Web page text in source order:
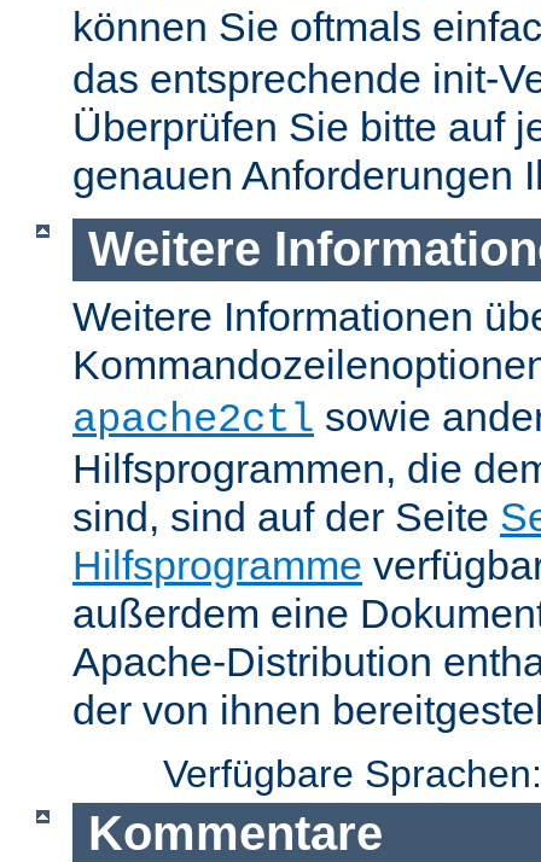
können Sie oftmals
das entsprechende init-
Überprüfen Sie bitte auf
genauen Anforderungen
Weitere
Weitere Informationen
apache2ctl sowie
Hilfsprogrammen, die
sind, sind auf der Seite
Hilfsprogramme
außerdem eine
Apache-Distribution
der von ihnen
Verfügbare
Kommentare